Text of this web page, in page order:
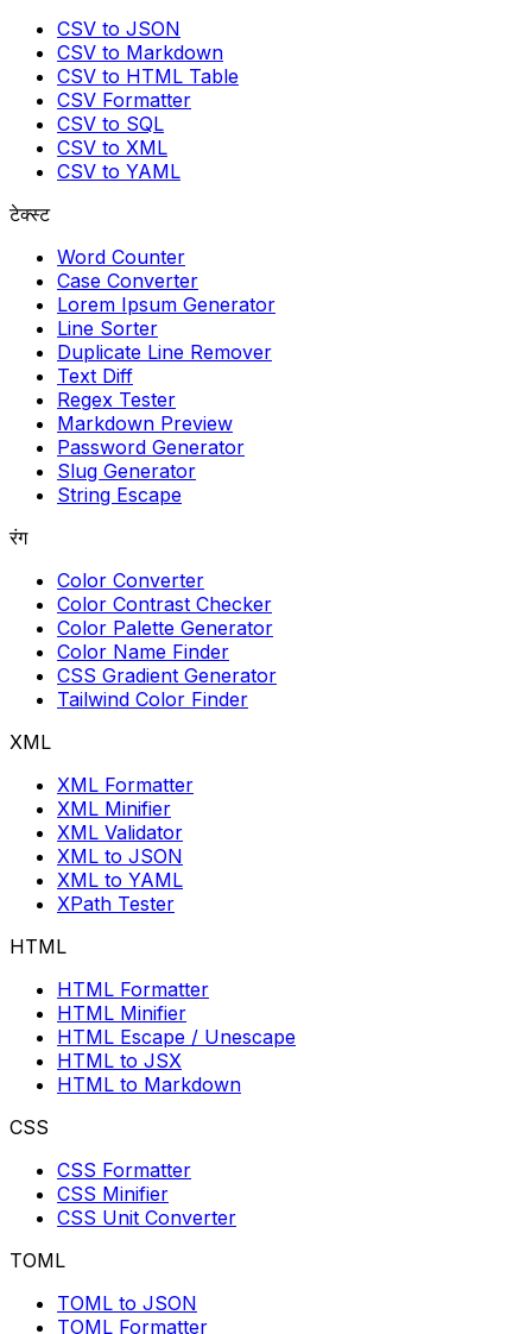
CSV to JSON
CSV to Markdown
CSV to HTML Table
CSV Formatter
CSV to SQL
CSV to XML
CSV to YAML
टेक्स्ट
Word Counter
Case Converter
Lorem Ipsum Generator
Line Sorter
Duplicate Line Remover
Text Diff
Regex Tester
Markdown Preview
Password Generator
Slug Generator
String Escape
रंग
Color Converter
Color Contrast Checker
Color Palette Generator
Color Name Finder
CSS Gradient Generator
Tailwind Color Finder
XML
XML Formatter
XML Minifier
XML Validator
XML to JSON
XML to YAML
XPath Tester
HTML
HTML Formatter
HTML Minifier
HTML Escape / Unescape
HTML to JSX
HTML to Markdown
CSS
CSS Formatter
CSS Minifier
CSS Unit Converter
TOML
TOML to JSON
TOML Formatter